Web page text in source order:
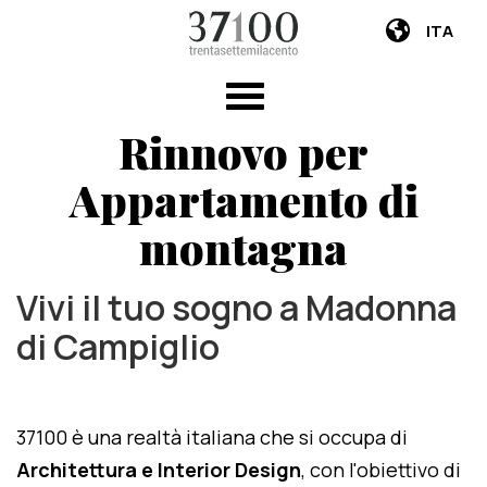
ITA
Rinnovo per
Appartamento di
montagna
Vivi il tuo sogno a Madonna
di Campiglio
37100 è una realtà italiana che si occupa di
Architettura e Interior Design, con l'obiettivo di